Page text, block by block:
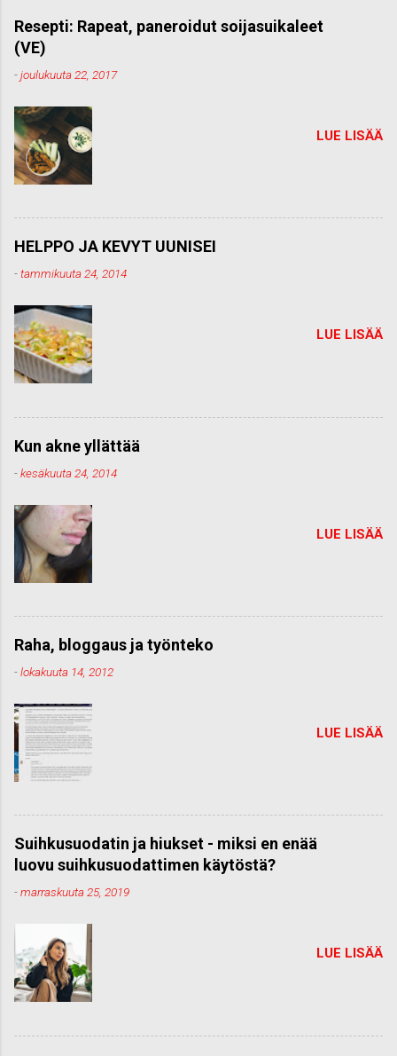
m
e
n
Resepti: Rapeat, paneroidut soijasuikaleet
(VE)
-joulukuuta 22, 2017
LUE LISÄÄ
HELPPO JA KEVYT UUNISEI
-tammikuuta 24, 2014
LUE LISÄÄ
Kun akne yllättää
-kesäkuuta 24, 2014
LUE LISÄÄ
Raha, bloggaus ja työnteko
-lokakuuta 14, 2012
LUE LISÄÄ
Suihkusuodatin ja hiukset - miksi en enää
luovu suihkusuodattimen käytöstä?
-marraskuuta 25, 2019
LUE LISÄÄ